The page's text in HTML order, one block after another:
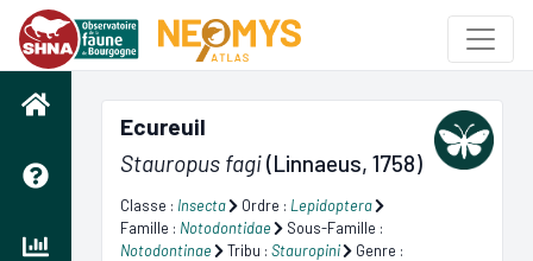
Ecureuil
Stauropus fagi(Linnaeus, 1758)
Classe : Insecta Ordre : Lepidoptera
Famille : Notodontidae
Sous-Famille :
Notodontinae
Tribu : Stauropini
Genre :